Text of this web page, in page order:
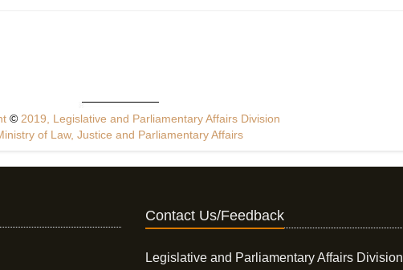
© 2019, Legislative and Parliamentary Affairs Division
of Law, Justice and Parliamentary Affairs
Contact Us/Feedback
Legislative and Parliamentary Affairs Division